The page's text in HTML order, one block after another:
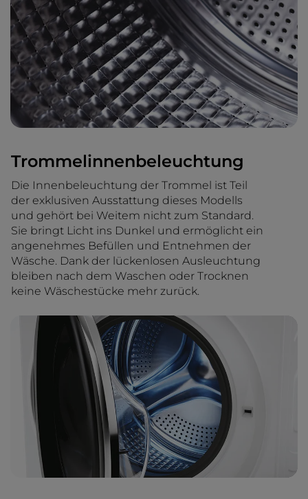
Trommelinnenbeleuchtung
Die Innenbeleuchtung der Trommel ist Teil
der exklusiven Ausstattung dieses Modells
und gehört bei Weitem nicht zum Standard.
Sie bringt Licht ins Dunkel und ermöglicht ein
angenehmes Befüllen und Entnehmen der
Wäsche. Dank der lückenlosen Ausleuchtung
bleiben nach dem Waschen oder Trocknen
keine Wäschestücke mehr zurück.